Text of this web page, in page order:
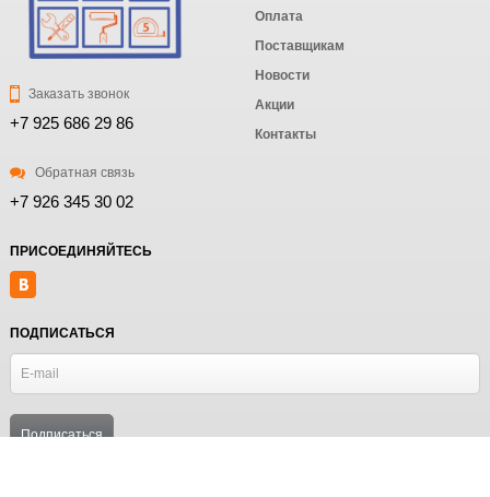
Заказать звонок
+7 925 686 29 86
Обратная связь
+7 926 345 30 02
Оплата
Поставщикам
Новости
Акции
Контакты
ПРИСОЕДИНЯЙТЕСЬ
ПОДПИСАТЬСЯ